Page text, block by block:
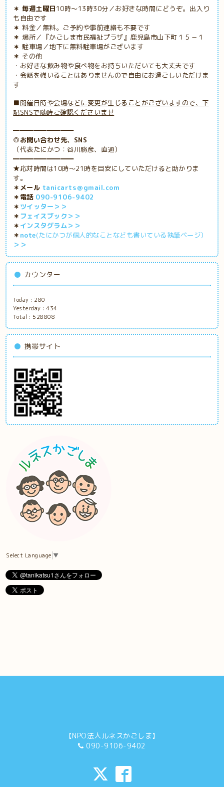
＊ 毎週土曜日10時～13時30分／お好きな時間にどうぞ。出入り
も自由です
＊ 料金／無料。ご予約や事前連絡も不要です
＊ 場所／『かごしま市民福祉プラザ』鹿児島市山下町１５－１
＊ 駐車場／地下に無料駐車場がございます
＊ その他
・お好きな飲み物や食べ物をお持ちいただいても大丈夫です
・会話を強いることはありませんので自由にお過ごしいただけま
す
■開催日時や会場などに変更が生じることがございますので、下
記SNSで随時ご確認くださいませ
━━━━━━━━━
◎お問い合わせ先、SNS
（代表たにかつ：谷川勝彦、直通）
━━━━━━━━━
★応対時間は10時～21時を目安にしていただけると助かりま
す。
＊メール tanicarts＠gmail.com
＊電話 090-9106-9402
＊ ツイッター＞＞
＊ フェイスブック＞＞
＊ インスタグラム＞＞
＊ note(たにかつが個人的なことなども書いている執筆ページ）
＞＞
カウンター
Today : 280
Yesterday :434
Total : 528808
携帯サイト
Select Language ▼
【NPO法人ルネスかごしま】
090-9106-9402